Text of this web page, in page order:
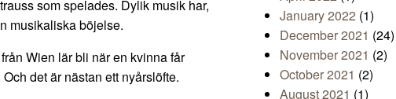
som spelades. Dylik musik har,
musikaliska böjelse.
Wien lär bli när en kvinna får
det är nästan ett nyårslöfte.
January 2022 (1)
December 2021 (24)
November 2021 (2)
October 2021 (2)
August 2021 (1)